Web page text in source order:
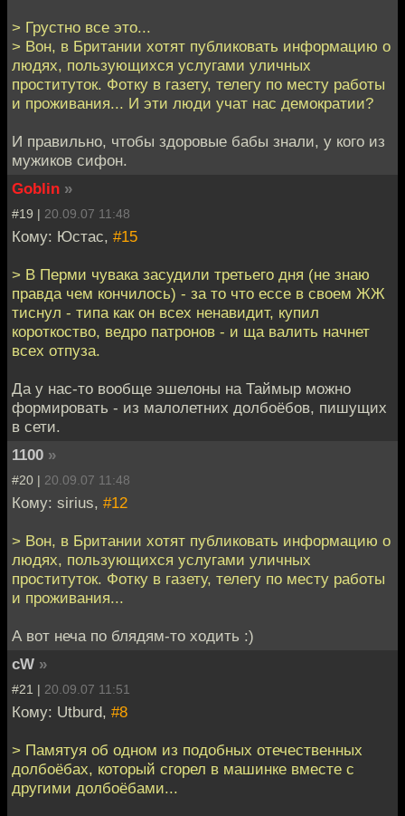
> Грустно все это...
> Вон, в Британии хотят публиковать информацию о
людях, пользующихся услугами уличных
проституток. Фотку в газету, телегу по месту работы
и проживания... И эти люди учат нас демократии?
И правильно, чтобы здоровые бабы знали, у кого из
мужиков сифон.
Goblin »
#19 | 20.09.07 11:48
Кому: Юстас, #15
> В Перми чувака засудили третьего дня (не знаю
правда чем кончилось) - за то что ессе в своем ЖЖ
тиснул - типа как он всех ненавидит, купил
короткоство, ведро патронов - и ща валить начнет
всех отпуза.
Да у нас-то вообще эшелоны на Таймыр можно
формировать - из малолетних долбоёбов, пишущих
в сети.
1100 »
#20 | 20.09.07 11:48
Кому: sirius, #12
> Вон, в Британии хотят публиковать информацию о
людях, пользующихся услугами уличных
проституток. Фотку в газету, телегу по месту работы
и проживания...
А вот неча по блядям-то ходить :)
cW »
#21 | 20.09.07 11:51
Кому: Utburd, #8
> Памятуя об одном из подобных отечественных
долбоёбах, который сгорел в машинке вместе с
другими долбоёбами...